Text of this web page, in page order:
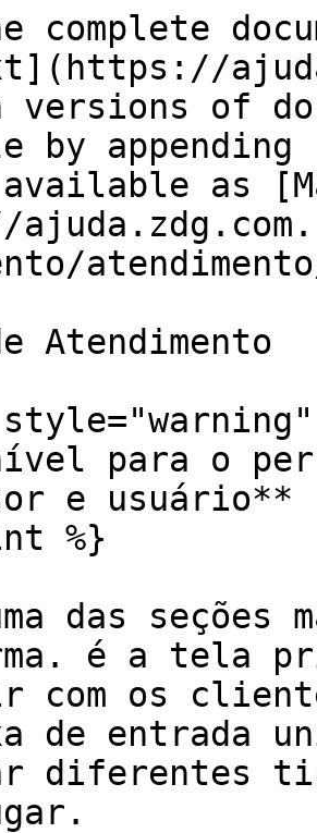
complete
versions of
by
as
Atendimento
para o
e usuário**
%}
das seções
é a tela
com os
de entrada
diferentes